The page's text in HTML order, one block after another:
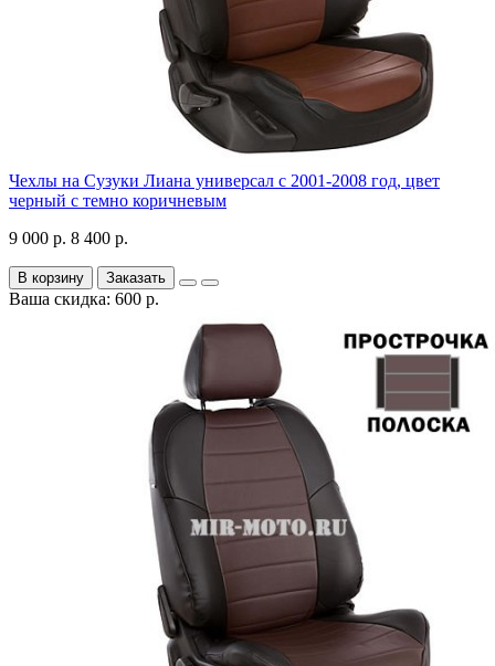
Чехлы на Сузуки Лиана универсал с 2001-2008 год, цвет
черный с темно коричневым
9 000 р. 8 400 р.
В корзину Заказать
Ваша скидка: 600 р.